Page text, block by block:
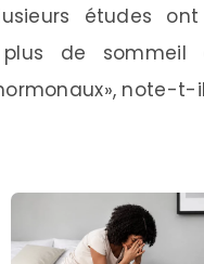
études
de sommeil
note-t-